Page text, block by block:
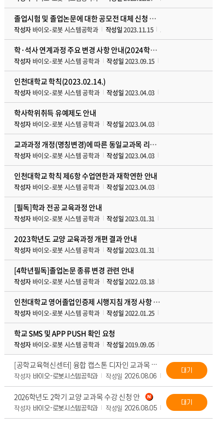
졸업시험 및 졸업논문에 대한 공모전 대체 신청 방법 안내
작성자 바이오-로봇 시스템공학과 작성일2023.11.15 조회수
학·석사 연계과정 주요 변경 사항 안내(2024학년도 1학기부터)
작성자 바이오-로봇 시스템 공학과 작성일2023.09.15
인천대학교 학칙(2023.02.14.)
작성자 바이오-로봇 시스템 공학과 작성일2023.04.03
학사학위취득 유예제도 안내
작성자 바이오-로봇 시스템 공학과 작성일2023.04.03
교과과정 개정(명칭변경)에 따른 동일교과목 리스트
작성자 바이오-로봇 시스템 공학과 작성일2023.04.03
인천대학교 학칙 제6항 수업연한과 재학연한 안내
작성자 바이오-로봇 시스템 공학과 작성일2023.04.03
[필독]학과 전공 교육과정 안내
작성자 바이오-로봇 시스템 공학과 작성일2023.01.31
2023학년도 교양 교육과정 개편 결과 안내
작성자 바이오-로봇 시스템 공학과 작성일2023.01.31
[4학년필독]졸업논문 종류 변경 관련 안내
작성자 바이오-로봇 시스템 공학과 작성일2022.03.18
인천대학교 영어졸업인증제 시행지침 개정 사항 안내
작성자 바이오-로봇 시스템 공학과 작성일2022.01.25
학교 SMS 및 APP PUSH 확인 요청
작성자 바이오-로봇 시스템 공학과 작성일2019.09.05
[공학교육혁신센터] 융합 캡스톤 디자인 교과목 안내
작성자 바이오-로봇시스템공학과 작성일 2026.08.06 조회수 첨부파일
대기
2026학년도 2학기 교양 교과목 수강 신청 안
작성자 바이오-로봇시스템공학과 작성일 2026.08.05 조회수 첨부
대기